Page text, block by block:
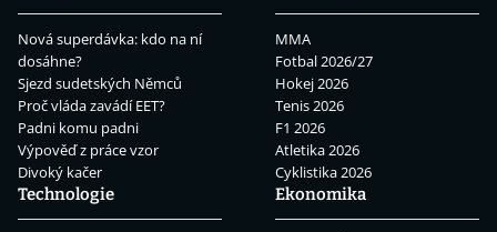
Nová superdávka: kdo na ní
dosáhne?
Sjezd sudetských Němců
Proč vláda zavádí EET?
Padni komu padni
Výpověď z práce vzor
Divoký kačer
MMA
Fotbal 2026/27
Hokej 2026
Tenis 2026
F1 2026
Atletika 2026
Cyklistika 2026
Technologie
Ekonomika